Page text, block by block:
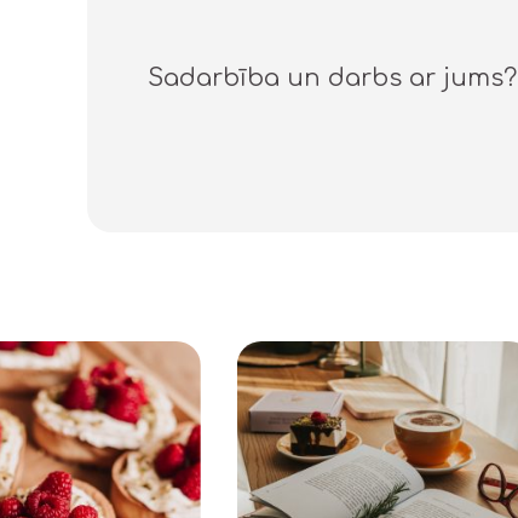
Sadarbība un darbs ar jums?
Instagram posts line slider